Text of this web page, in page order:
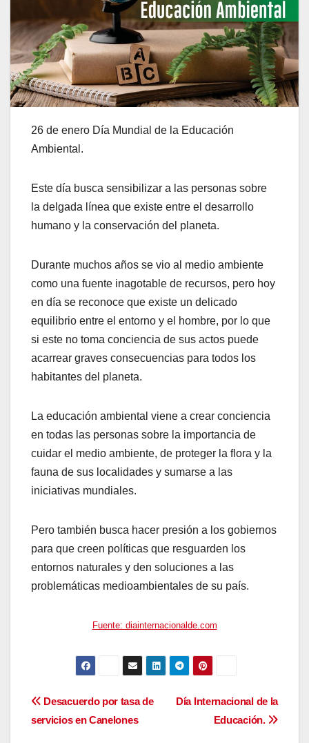
26 de enero Día Mundial de la Educación
Ambiental.
Este día busca sensibilizar a las personas sobre
la delgada línea que existe entre el desarrollo
humano y la conservación del planeta.
Durante muchos años se vio al medio ambiente
como una fuente inagotable de recursos, pero hoy
en día se reconoce que existe un delicado
equilibrio entre el entorno y el hombre, por lo que
si este no toma conciencia de sus actos puede
acarrear graves consecuencias para todos los
habitantes del planeta.
La educación ambiental viene a crear conciencia
en todas las personas sobre la importancia de
cuidar el medio ambiente, de proteger la flora y la
fauna de sus localidades y sumarse a las
iniciativas mundiales.
Pero también busca hacer presión a los gobiernos
para que creen políticas que resguarden los
entornos naturales y den soluciones a las
problemáticas medioambientales de su país.
Fuente: diainternacionalde.com
Navegación
Día Internacional de la
Educación.
Desacuerdo por tasa de
servicios en Canelones